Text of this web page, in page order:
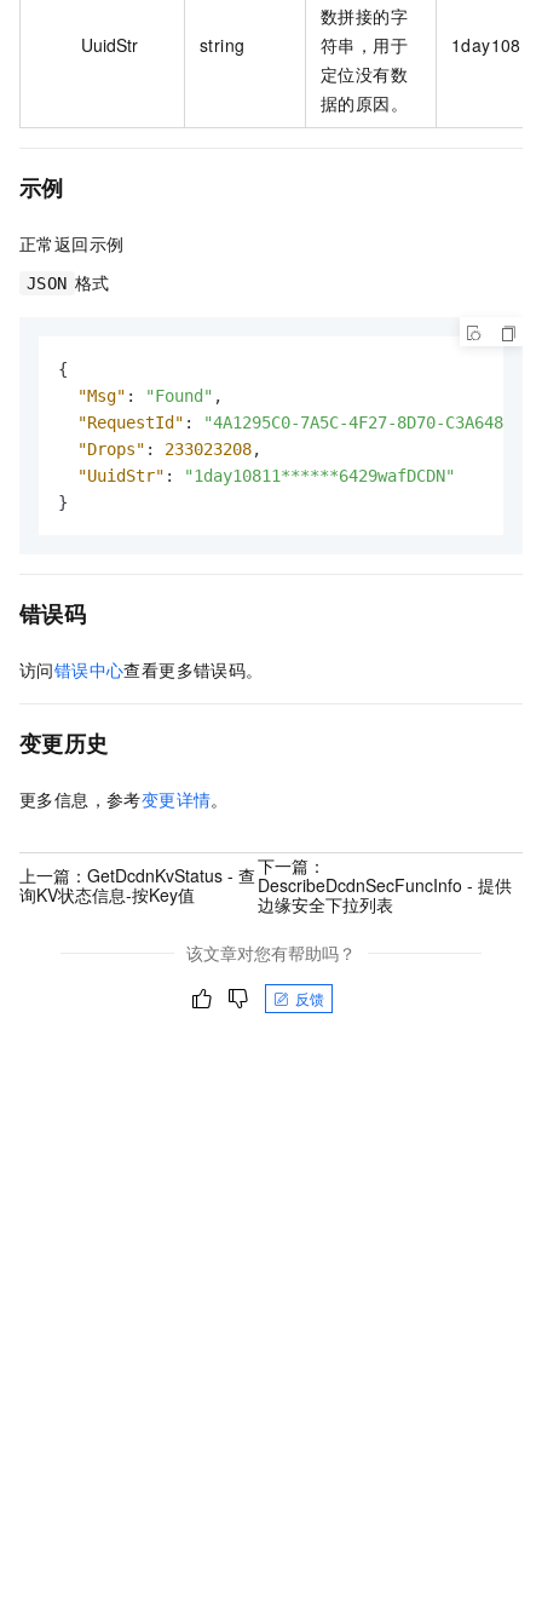
UuidStr string
数拼接的字
符串，用于
定位没有数
据的原因。
示例
正常返回示例
JSON 格式
{
"Msg" : "Found" ,
"RequestId" :
"4A1295C0-7A5C-4F27-8D70-
"Drops" : 233023208,
"UuidStr" :
"1day10811******6429wafDCDN"
}
错误码
访问错误中心查看更多错误码。
变更历史
更多信息，参考变更详情。
上一篇： GetDcdnKvStatus - 查
询KV状态信息-按Key值
下一篇：
DescribeDcdnSecFuncInfo - 提供
边缘安全下拉列表
该文章对您有帮助吗？
反馈